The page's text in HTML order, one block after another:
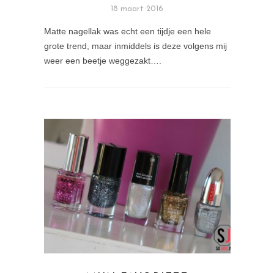
18 maart 2016
Matte nagellak was echt een tijdje een hele
grote trend, maar inmiddels is deze volgens mij
weer een beetje weggezakt….